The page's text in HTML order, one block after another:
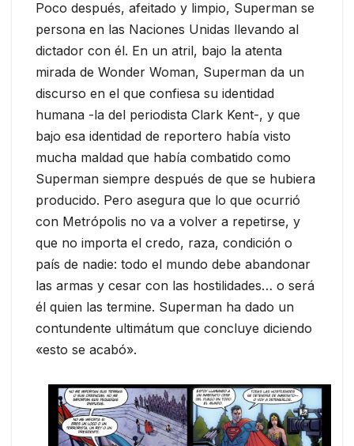
Poco después, afeitado y limpio, Superman se
persona en las Naciones Unidas llevando al
dictador con él. En un atril, bajo la atenta
mirada de Wonder Woman, Superman da un
discurso en el que confiesa su identidad
humana -la del periodista Clark Kent-, y que
bajo esa identidad de reportero había visto
mucha maldad que había combatido como
Superman siempre después de que se hubiera
producido. Pero asegura que lo que ocurrió
con Metrópolis no va a volver a repetirse, y
que no importa el credo, raza, condición o
país de nadie: todo el mundo debe abandonar
las armas y cesar con las hostilidades… o será
él quien las termine. Superman ha dado un
contundente ultimátum que concluye diciendo
«esto se acabó».